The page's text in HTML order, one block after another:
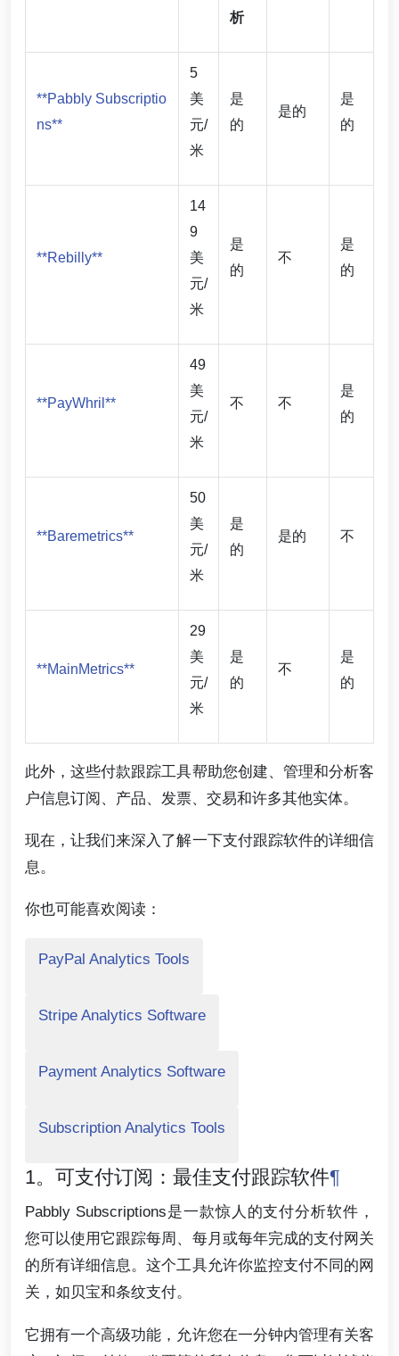
析
**Pabbly Subscriptio
ns**
5
美
元/
米
是
的
是的
是
的
**Rebilly**
14
9
美
元/
米
是
的
不
是
的
**PayWhril**
49
美
元/
米
不 不
是
的
**Baremetrics**
50
美
元/
米
是
的
是的 不
**MainMetrics**
29
美
元/
米
是
的
不
是
的
此外，这些付款跟踪工具帮助您创建、管理和分析客
户信息订阅、产品、发票、交易和许多其他实体。
现在，让我们来深入了解一下支付跟踪软件的详细信
息。
你也可能喜欢阅读：
PayPal Analytics Tools
Stripe Analytics Software
Payment Analytics Software
Subscription Analytics Tools
1。可支付订阅：最佳支付跟踪软件¶
Pabbly Subscriptions是一款惊人的支付分析软件，
您可以使用它跟踪每周、每月或每年完成的支付网关
的所有详细信息。这个工具允许你监控支付不同的网
关，如贝宝和条纹支付。
它拥有一个高级功能，允许您在一分钟内管理有关客